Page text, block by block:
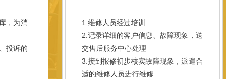
，为消
投诉的
1.维修人员经过培训
2.记录详细的客户信息、故障现象，送
交售后服务中心处理
3.接到报修初步核实故障现象，派遣合
适的维修人员进行维修